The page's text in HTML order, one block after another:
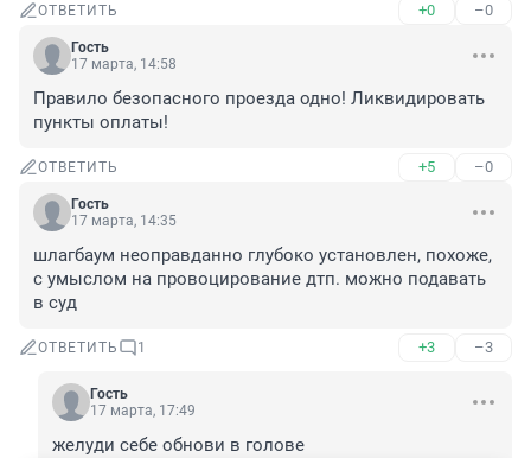
ОТВЕТИТЬ +0 –0
Гость
17 марта, 14:58
Правило безопасного проезда одно! Ликвидировать
пункты оплаты!
ОТВЕТИТЬ +5 –0
Гость
17 марта, 14:35
шлагбаум неоправданно глубоко установлен, похоже,
с умыслом на провоцирование дтп. можно подавать
в суд
ОТВЕТИТЬ 1 +3 –3
Гость
17 марта, 17:49
желуди себе обнови в голове